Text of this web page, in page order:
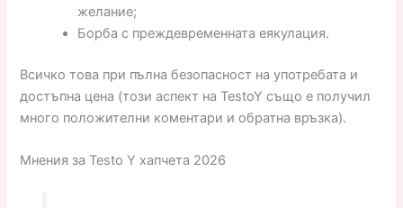
желание;
Борба с преждевременната еякулация.
Всичко това при пълна безопасност на употребата и
достъпна цена (този аспект на TestoY също е получил
много положителни коментари и обратна връзка).
Мнения за Testo Y хапчета 2026